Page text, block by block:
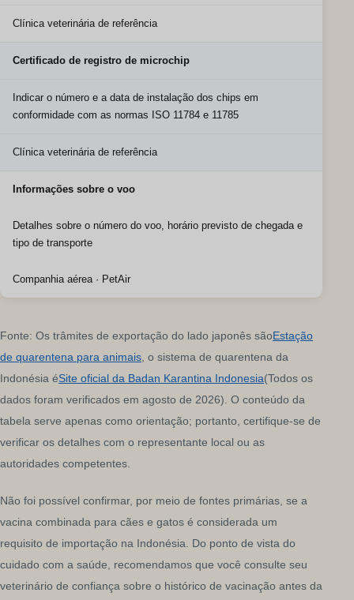
Clínica veterinária de referência
Certificado de registro de microchip
Indicar o número e a data de instalação dos chips em
conformidade com as normas ISO 11784 e 11785
Clínica veterinária de referência
Informações sobre o voo
Detalhes sobre o número do voo, horário previsto de chegada e
tipo de transporte
Companhia aérea · PetAir
Fonte: Os trâmites de exportação do lado japonês sãoEstação
de quarentena para animais , o sistema de quarentena da
Indonésia éSite oficial da Badan Karantina Indonesia(Todos os
dados foram verificados em agosto de 2026). O conteúdo da
tabela serve apenas como orientação; portanto, certifique-se de
verificar os detalhes com o representante local ou as
autoridades competentes.
Não foi possível confirmar, por meio de fontes primárias, se a
vacina combinada para cães e gatos é considerada um
requisito de importação na Indonésia. Do ponto de vista do
cuidado com a saúde, recomendamos que você consulte seu
veterinário de confiança sobre o histórico de vacinação antes da